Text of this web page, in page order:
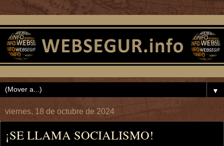
▼
viernes, 18 de octubre de 2024
¡SE LLAMA SOCIALISMO!